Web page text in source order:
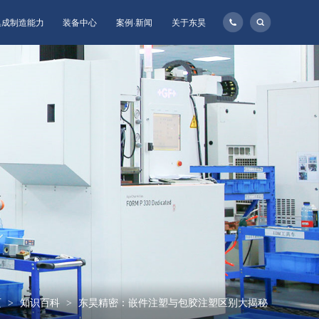
135-
8957
制造能力 装备中心 案例·新闻 关于东昊
> 知识百科 > 东昊精密：嵌件注塑与包胶注塑区别大揭秘